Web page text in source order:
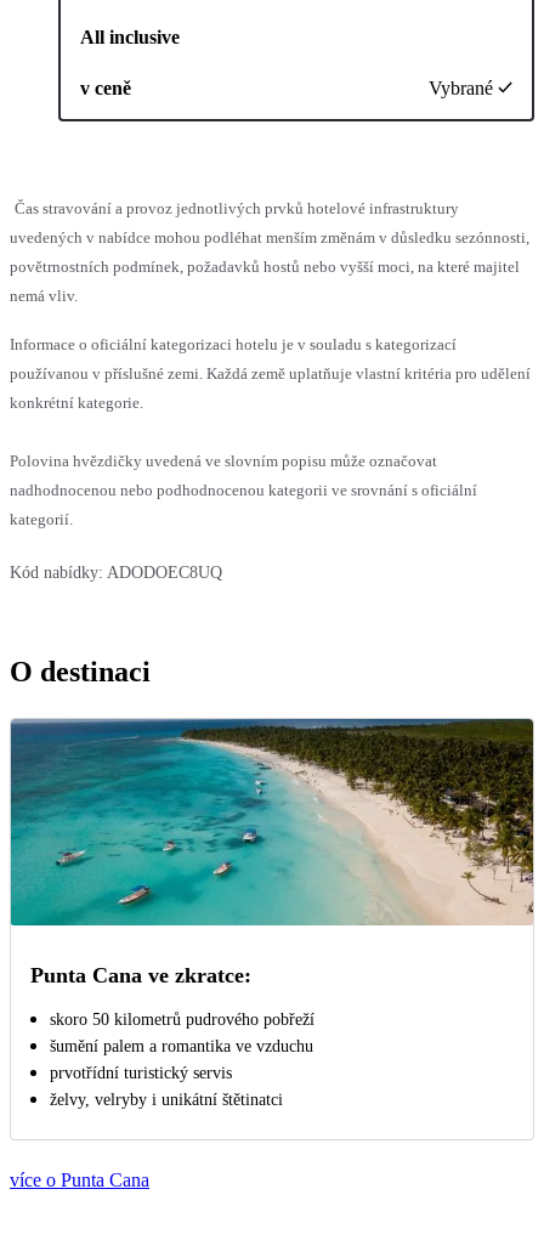
All inclusive
v ceně Vybrané
Čas stravování a provoz jednotlivých prvků hotelové infrastruktury
uvedených v nabídce mohou podléhat menším změnám v důsledku sezónnosti,
povětrnostních podmínek, požadavků hostů nebo vyšší moci, na které majitel
nemá vliv.
Informace o oficiální kategorizaci hotelu je v souladu s kategorizací
používanou v příslušné zemi. Každá země uplatňuje vlastní kritéria pro udělení
konkrétní kategorie.
Polovina hvězdičky uvedená ve slovním popisu může označovat
nadhodnocenou nebo podhodnocenou kategorii ve srovnání s oficiální
kategorií.
Kód nabídky: ADODOEC8UQ
O destinaci
Punta Cana ve zkratce:
skoro 50 kilometrů pudrového pobřeží
šumění palem a romantika ve vzduchu
prvotřídní turistický servis
želvy, velryby i unikátní štětinatci
více o Punta Cana